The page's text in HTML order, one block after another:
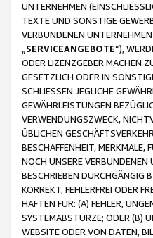
UNTERNEHMEN
TEXTE UND SONSTIGE
VERBUNDENEN
SERVICEANGEBOTE“),
ODER LIZENZGEBER MACHEN
GESETZLICH ODER IN
SCHLIESSEN JEGLICHE
GEWÄHRLEISTUNGEN
VERWENDUNGSZWECK,
ÜBLICHEN
BESCHAFFENHEIT,
NOCH UNSERE VERBUNDENEN
BESCHRIEBEN DURCHGÄNGIG
KORREKT, FEHLERFREI ODER
HAFTEN FÜR: (A) FEHLER,
SYSTEMABSTÜRZE; ODER (B)
WEBSITE ODER VON DATEN,